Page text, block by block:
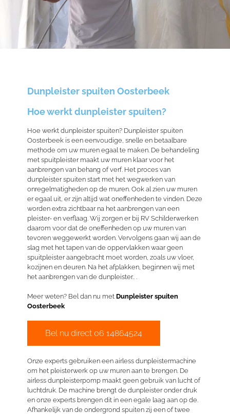
Dunpleister spuiten Oosterbeek
Hoe werkt dunpleister spuiten?
Hoe werkt dunpleister spuiten? Dunpleister spuiten
Oosterbeek is een eenvoudige, snelle en betaalbare
methode om uw muren egaal te maken. De behandeling
met spuitpleister maakt uw muren klaar voor het
aanbrengen van behang of verf. Het proces van
dunpleister spuiten start met het wegwerken van
onregelmatigheden op de muren. Ook al zien uw muren
er egaal uit, er zijn altijd wat oneffenheden te vinden. Deze
worden extra zichtbaar na het aanbrengen van een
pleister- en verflaag. Wij zorgen er bij RV Schilderwerken
daarom voor dat de oneffenheden op uw muren van
tevoren weggewerkt worden. Vervolgens gaan wij aan de
slag met het tapen van de oppervlakken waar geen
spuitpleister aangebracht moet worden, zoals uw vloer,
kozijnen en deuren. Na het afplakken, beginnen wij met
het aanbrengen van de dunpleister.. .
Meer weten? Bel dan nu met Dunpleister spuiten
Oosterbeek
Bel nu direct 06 14864524
Onze experts gebruiken een airless dunpleistermachine
om het pleisterwerk op uw muren aan te brengen. De
airless dunpleisterpomp maakt geen gebruik van lucht of
luchtdruk. De machine brengt de dunpleister onder druk
en onze experts brengen dit in een egale laag aan op de.
Afhankelijk van de ondergrond spuiten zij een of twee